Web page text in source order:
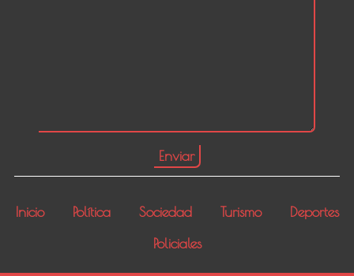
Inicio Política Sociedad Turismo
Deportes
Policiales